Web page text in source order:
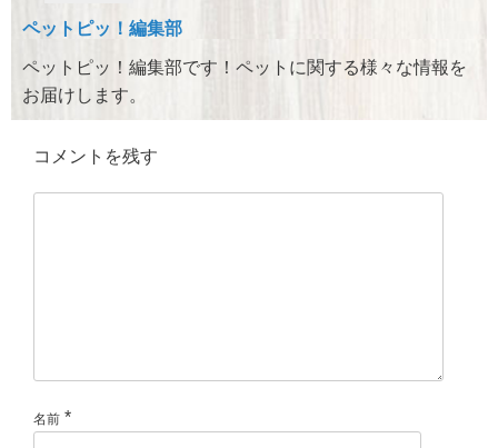
o
k
ペットピッ！編集部
ペットピッ！編集部です！ペットに関する様々な情報を
お届けします。
コメントを残す
名前 *